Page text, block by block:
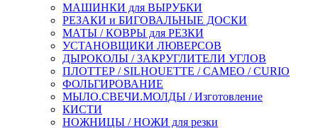
МАШИНКИ для ВЫРУБКИ
РЕЗАКИ и БИГОВАЛЬНЫЕ ДОСКИ
МАТЫ / КОВРЫ для РЕЗКИ
УСТАНОВЩИКИ ЛЮВЕРСОВ
ДЫРОКОЛЫ / ЗАКРУГЛИТЕЛИ УГЛОВ
ПЛОТТЕР / SILHOUETTE / CAMEO / CURIO
ФОЛЬГИРОВАНИЕ
МЫЛО.СВЕЧИ.МОЛДЫ / Изготовление
КИСТИ
НОЖНИЦЫ / НОЖИ для резки